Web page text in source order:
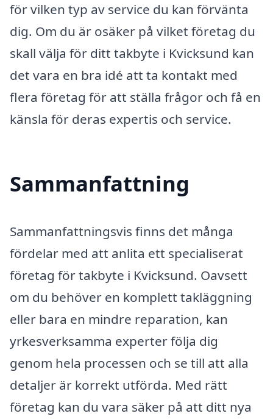
för vilken typ av service du kan förvänta
dig. Om du är osäker på vilket företag du
skall välja för ditt takbyte i Kvicksund kan
det vara en bra idé att ta kontakt med
flera företag för att ställa frågor och få en
känsla för deras expertis och service.
Sammanfattning
Sammanfattningsvis finns det många
fördelar med att anlita ett specialiserat
företag för takbyte i Kvicksund. Oavsett
om du behöver en komplett takläggning
eller bara en mindre reparation, kan
yrkesverksamma experter följa dig
genom hela processen och se till att alla
detaljer är korrekt utförda. Med rätt
företag kan du vara säker på att ditt nya